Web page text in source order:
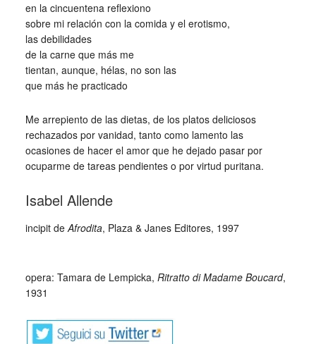
en la cincuentena reflexiono
sobre mi relación con la comida y el erotismo,
las debilidades
de la carne que más me
tientan, aunque, hélas, no son las
que más he practicado
Me arrepiento de las dietas, de los platos deliciosos
rechazados por vanidad, tanto como lamento las
ocasiones de hacer el amor que he dejado pasar por
ocuparme de tareas pendientes o por virtud puritana.
Isabel Allende
incipit deAfrodita, Plaza & Janes Editores, 1997
opera: Tamara de Lempicka, Ritratto di Madame Boucard,
1931